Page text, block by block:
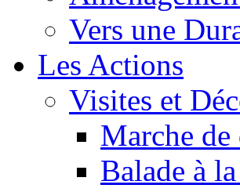
Vers une
Les Actions
Visites et
Marche de
Balade à